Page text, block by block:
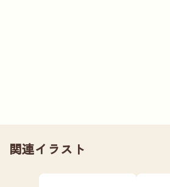
関連イラスト